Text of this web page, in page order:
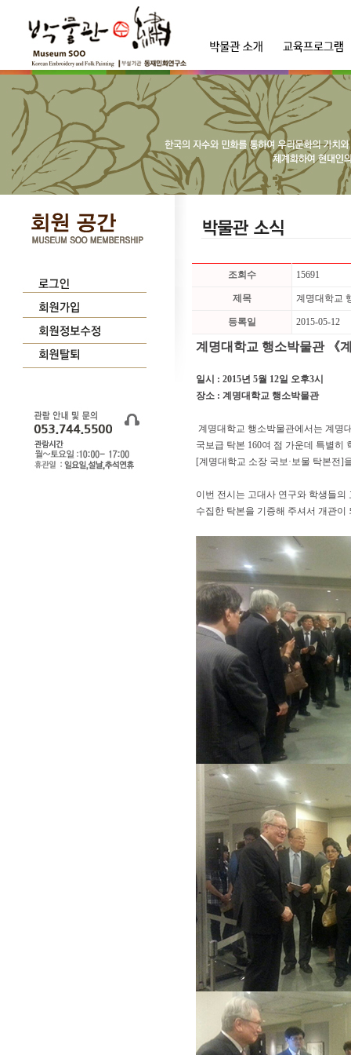
조회수 15691
제목 계명대학교
등록일 2015-05-12
계명대학교 행소박물관 《
일시 : 2015년 5월 12일 오후3시
장소 : 계명대학교 행소박물관
계명대학교 행소박물관에서는 계명
국보급 탁본 160여 점 가운데 특별히
[계명대학교 소장 국보·보물 탁본전]
이번 전시는 고대사 연구와 학생들
수집한 탁본을 기증해 주셔서 개관이